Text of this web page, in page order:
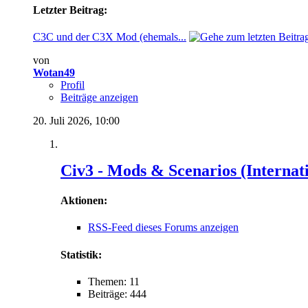
Letzter Beitrag:
C3C und der C3X Mod (ehemals...
von
Wotan49
Profil
Beiträge anzeigen
20. Juli 2026, 10:00
Civ3 - Mods & Scenarios
Aktionen:
RSS-Feed dieses Forums anzeigen
Statistik:
Themen: 11
Beiträge: 444